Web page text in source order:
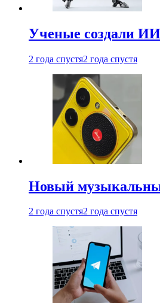
Ученые создали
2 года спустя2 года спустя
Новый
2 года спустя2 года спустя